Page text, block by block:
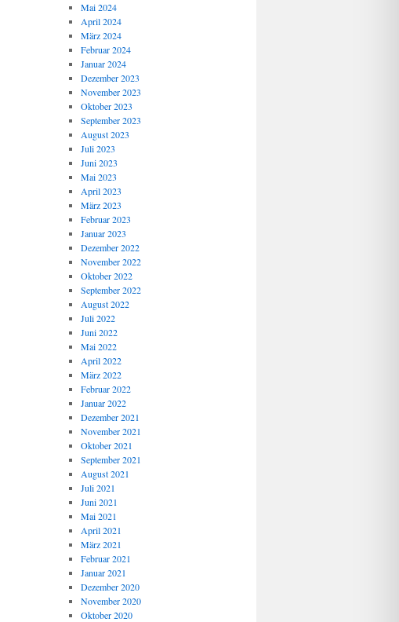
Mai 2024
April 2024
März 2024
Februar 2024
Januar 2024
Dezember 2023
November 2023
Oktober 2023
September 2023
August 2023
Juli 2023
Juni 2023
Mai 2023
April 2023
März 2023
Februar 2023
Januar 2023
Dezember 2022
November 2022
Oktober 2022
September 2022
August 2022
Juli 2022
Juni 2022
Mai 2022
April 2022
März 2022
Februar 2022
Januar 2022
Dezember 2021
November 2021
Oktober 2021
September 2021
August 2021
Juli 2021
Juni 2021
Mai 2021
April 2021
März 2021
Februar 2021
Januar 2021
Dezember 2020
November 2020
Oktober 2020